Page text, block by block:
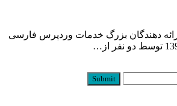
دهندگان بزرگ خدمات وردپرس فارسی
Submit